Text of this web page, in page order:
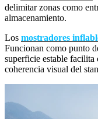
delimitar zonas como
almacenamiento.
Los mostradores
Funcionan como punto
superficie estable
coherencia visual del